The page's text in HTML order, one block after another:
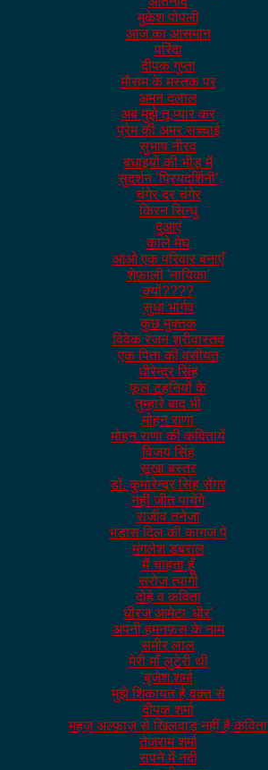
मुकेश पोपली
आज का आसमान
परिंदा
दीपक गुप्ता
मौसम के मस्तक पर
अमन दलाल
अब मुझे तू प्यार कर
प्रेम की अमर सच्चाई
सुभाष नीरव
बधाइयों की भीड़ में
सुदर्शन ’प्रियदर्शिनी’
चंगेर दर चंगेर
किरन सिन्धु
दुआएं
काले मेघ
आओ एक परिवार बनाएँ
शेफ़ाली 'नायिका'
क्यों????
सुधा भार्गव
कुछ मुक्तक
विवेक रंजन श्रीवास्तव
एक पिता की वसीयत
धीरेन्द्र सिंह
फूल टहनियों के
तुम्हारे बाद भी
मोहन राणा
मोहन राणा की कवितायें
विजय सिंह
सूखा बस्तर
डॉ. कुमारेन्द्र सिंह सेंगर
नहीं जीत पायेंगे
राजीव तनेजा
भडास दिल की कागज़ पे
मंगलेश डबराल
मैं चाहता हूँ
सरोज त्यागी
दोहे व कविता
धीरज आमेटा 'धीर'
अपनी हमनफ़स के नाम
समीर लाल
मेरी माँ लुटेरी थी
बृजेश शर्मा
मुझे शिकायत है वक़्त से
दीपक शर्मा
महज़ अल्फ़ाज़ से खिलवाड़ नहीं है कविता
तेजराम शर्मा
सपने में नदी